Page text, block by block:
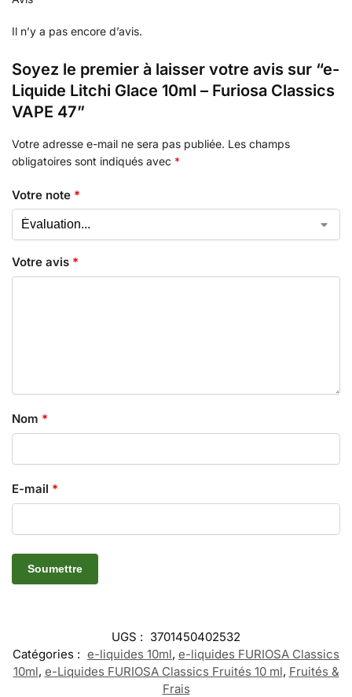
Il n’y a pas encore d’avis.
Soyez le premier à laisser votre avis sur “e-
Liquide Litchi Glace 10ml – Furiosa Classics
VAPE 47”
Votre adresse e-mail ne sera pas publiée. Les champs
obligatoires sont indiqués avec *
Votre note *
Votre avis *
Nom *
E-mail *
UGS : 3701450402532
Catégories : e-liquides 10ml, e-liquides FURIOSA Classics
10ml, e-Liquides FURIOSA Classics Fruités 10 ml, Fruités &
Frais